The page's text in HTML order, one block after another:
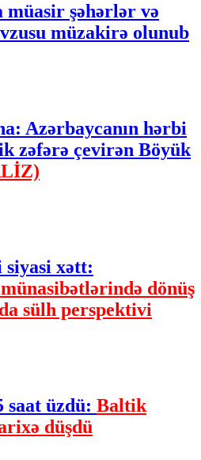
müasir şəhərlər və
müzakirə olunub
Azərbaycanın hərbi
zəfərə çevirən Böyük
siyasi xətt:
dönüş
sülh perspektivi
saat üzdü: Baltik
düşdü